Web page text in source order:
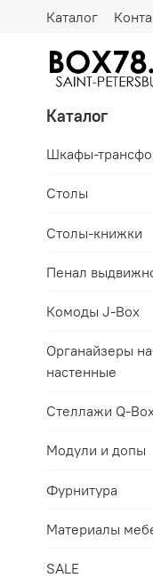
Каталог
Каталог
Шкафы-
Столы
Столы-книжки
Пенал
Комоды J-Box
Органайзеры
настенные
Стеллажи Q-
Модули и допы
Фурнитура
Материалы
SALE